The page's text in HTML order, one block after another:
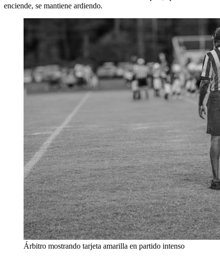
enciende, se mantiene ardiendo.
Árbitro mostrando tarjeta amarilla en partido intenso